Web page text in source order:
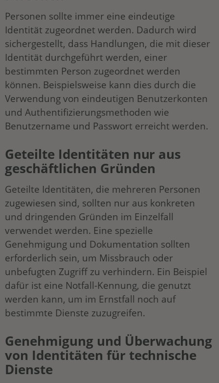
Personen sollte immer eine eindeutige
Identität zugeordnet werden. Dadurch wird
sichergestellt, dass Handlungen, die mit dieser
Identität durchgeführt werden, einer
bestimmten Person zugeordnet werden
können. Beispielsweise kann dies durch die
Verwendung von eindeutigen Benutzerkonten
und Authentifizierungsmethoden wie
Benutzername und Passwort erreicht werden.
Geteilte Identitäten nur aus
geschäftlichen Gründen
Geteilte Identitäten, die mehreren Personen
zugewiesen sind, sollten nur aus konkreten
und dringenden Gründen im Einzelfall
verwendet werden. Eine spezielle
Genehmigung und Dokumentation sollten
erforderlich sein, um Missbrauch oder
unbefugten Zugriff zu verhindern. Ein Beispiel
dafür ist eine Notfall-Kennung, die genutzt
werden kann, um im Ernstfall noch auf
bestimmte Dienste zuzugreifen.
Genehmigung und Überwachung
von Identitäten für technische
Dienste